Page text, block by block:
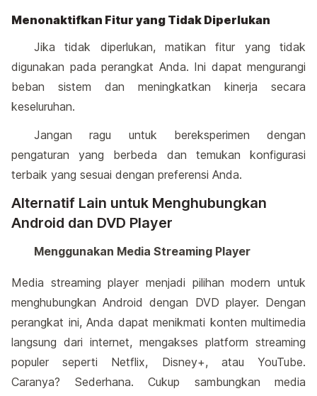
Menonaktifkan Fitur yang Tidak Diperlukan
Jika tidak diperlukan, matikan fitur yang tidak
digunakan pada perangkat Anda. Ini dapat mengurangi
beban sistem dan meningkatkan kinerja secara
keseluruhan.
Jangan ragu untuk bereksperimen dengan
pengaturan yang berbeda dan temukan konfigurasi
terbaik yang sesuai dengan preferensi Anda.
Alternatif Lain untuk Menghubungkan
Android dan DVD Player
Menggunakan Media Streaming Player
Media streaming player menjadi pilihan modern untuk
menghubungkan Android dengan DVD player. Dengan
perangkat ini, Anda dapat menikmati konten multimedia
langsung dari internet, mengakses platform streaming
populer seperti Netflix, Disney+, atau YouTube.
Caranya? Sederhana. Cukup sambungkan media